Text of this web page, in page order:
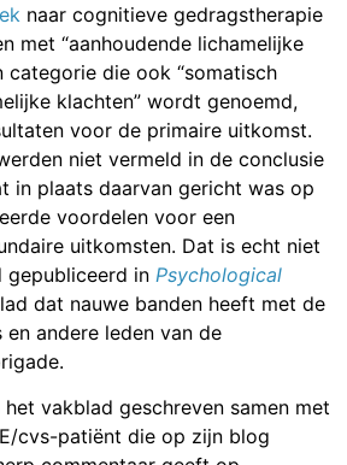
naar cognitieve gedragstherapie
met “aanhoudende lichamelijke
categorie die ook “somatisch
klachten” wordt genoemd,
voor de primaire uitkomst.
niet vermeld in de conclusie
in plaats daarvan gericht was op
voordelen voor een
uitkomsten. Dat is echt niet
gepubliceerd in Psychological
dat nauwe banden heeft met de
en andere leden van de
vakblad geschreven samen met
cvs-patiënt die op zijn blog